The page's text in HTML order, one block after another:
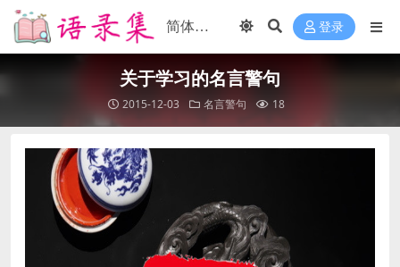
登录
关于学习的名言警句
2015-12-03 名言警句 18